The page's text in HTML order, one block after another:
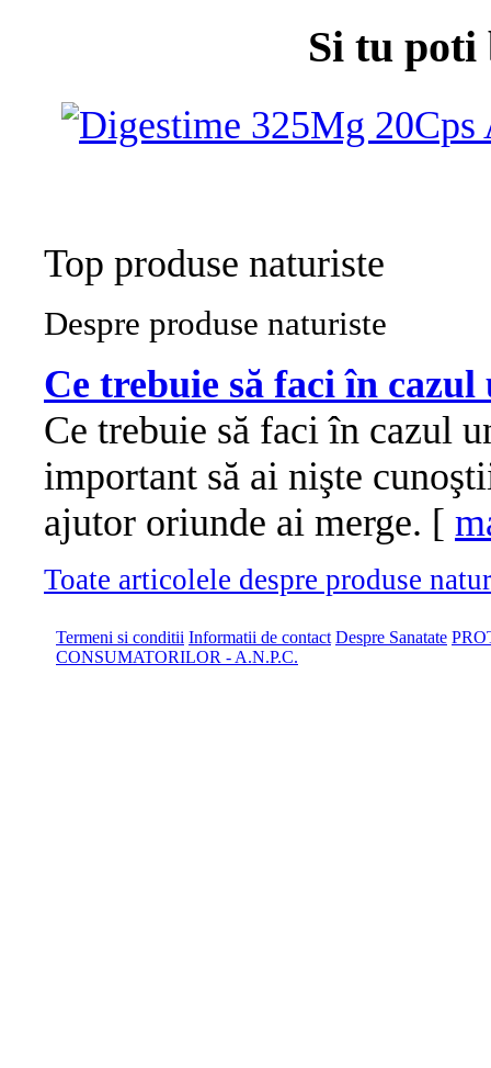
Si tu poti
Top produse naturiste
Despre produse naturiste
Ce trebuie să faci în
Ce trebuie să faci în cazul
important să ai nişte
ajutor oriunde ai merge. [
Toate articolele despre produse
Termeni si conditii Informatii de contact Despre Sanatate
CONSUMATORILOR - A.N.P.C.